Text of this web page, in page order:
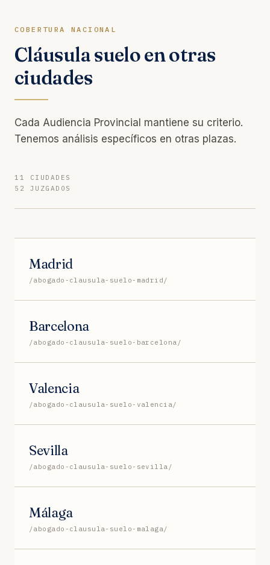
COBERTURA NACIONAL
Cláusula suelo en otras
ciudades
Cada Audiencia Provincial mantiene su criterio.
Tenemos análisis específicos en otras plazas.
11 CIUDADES
52 JUZGADOS
Madrid
/abogado-clausula-suelo-madrid/
Barcelona
/abogado-clausula-suelo-barcelona/
Valencia
/abogado-clausula-suelo-valencia/
Sevilla
/abogado-clausula-suelo-sevilla/
Málaga
/abogado-clausula-suelo-malaga/